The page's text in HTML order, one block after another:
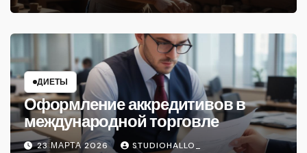
ДИЕТЫ
Оформление аккредитивов в
международной торговле
23 МАРТА 2026 STUDIOHALLO_